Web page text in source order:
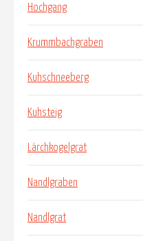
Hochgang
Krummbachgraben
Kuhschneeberg
Kuhsteig
Lärchkogelgrat
Nandlgraben
Nandlgrat